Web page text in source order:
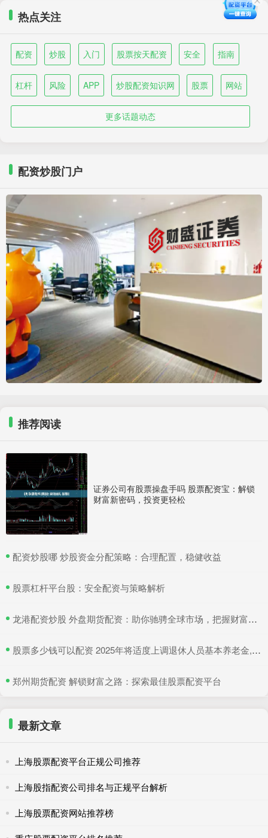
热点关注
配资 炒股 入门 股票按天配资 安全 指南
杠杆 风险 APP 炒股配资知识网 股票 网站
更多话题动态
配资炒股门户
推荐阅读
证券公司有股票操盘手吗 股票配资宝：解锁
财富新密码，投资更轻松
​配资炒股哪 炒股资金分配策略：合理配置，稳健收益
​股票杠杆平台股：安全配资与策略解析
​龙港配资炒股 外盘期货配资：助你驰骋全球市场，把握财富机遇
​股票多少钱可以配资 2025年将适度上调退休人员基本养老金, 4类人将会受益!
​郑州期货配资 解锁财富之路：探索最佳股票配资平台
最新文章
上海股票配资平台正规公司推荐
上海股指配资公司排名与正规平台解析
上海股票配资网站推荐榜